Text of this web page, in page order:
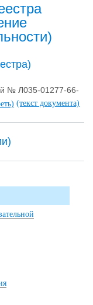
№ Л035-01277-66-
(текст документа)